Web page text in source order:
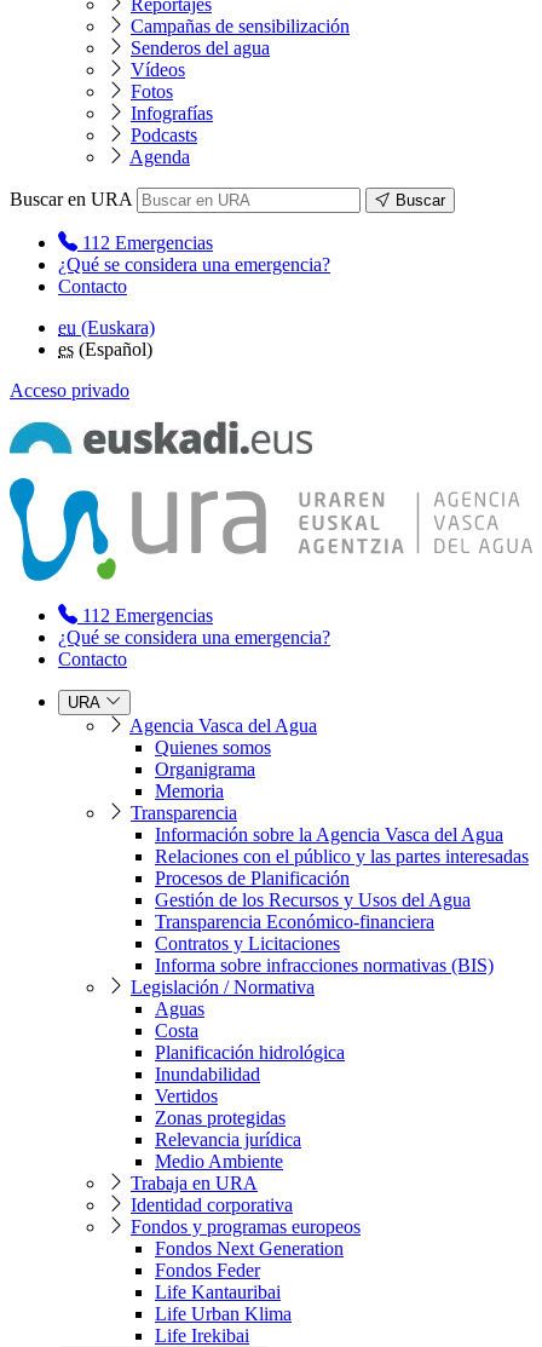
Campañas de sensibilización
Senderos del agua
Vídeos
Fotos
Infografías
Podcasts
Agenda
Buscar en URA Buscar
112 Emergencias
¿Qué se considera una emergencia?
Contacto
eu (Euskara)
es (Español)
Acceso privado
112 Emergencias
¿Qué se considera una emergencia?
Contacto
URA
Agencia Vasca del Agua
Quienes somos
Organigrama
Memoria
Transparencia
Información sobre la Agencia Vasca del Agua
Relaciones con el público y las partes interesadas
Procesos de Planificación
Gestión de los Recursos y Usos del Agua
Transparencia Económico-financiera
Contratos y Licitaciones
Informa sobre infracciones normativas (BIS)
Legislación / Normativa
Aguas
Costa
Planificación hidrológica
Inundabilidad
Vertidos
Zonas protegidas
Relevancia jurídica
Medio Ambiente
Trabaja en URA
Identidad corporativa
Fondos y programas europeos
Fondos Next Generation
Fondos Feder
Life Kantauribai
Life Urban Klima
Life Irekibai